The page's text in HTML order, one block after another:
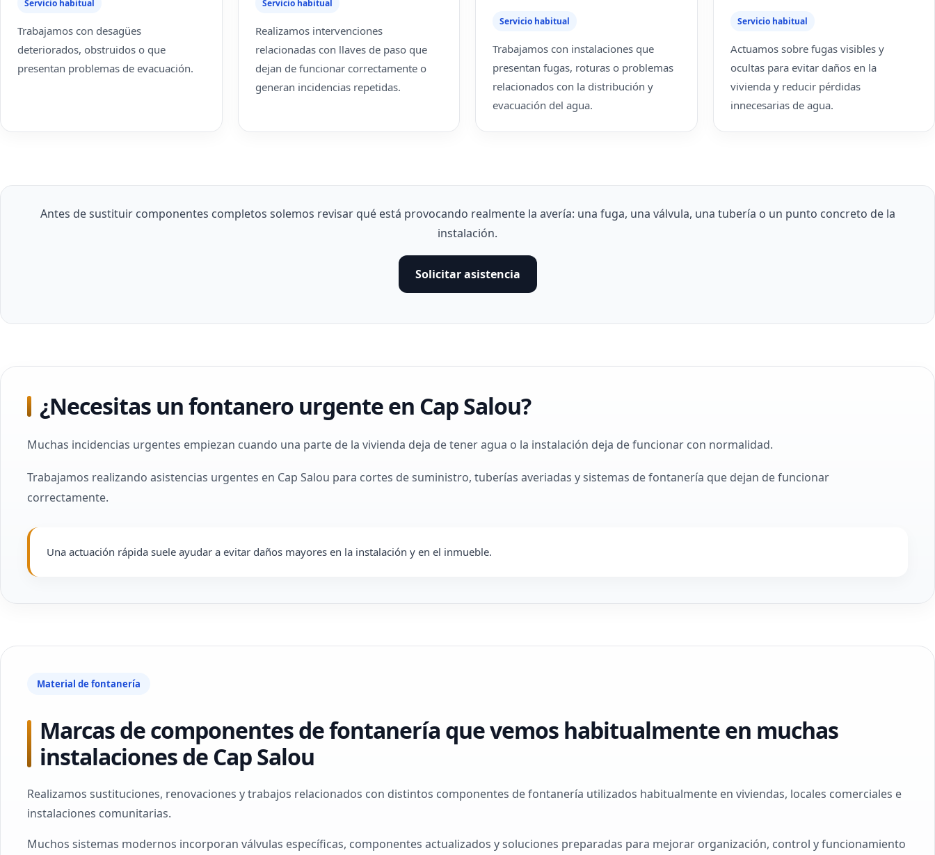
Servicio habitual
Trabajamos con desagües
deteriorados, obstruidos o que
presentan problemas de evacuación.
Servicio habitual
Realizamos intervenciones
relacionadas con llaves de paso que
dejan de funcionar correctamente o
generan incidencias repetidas.
Servicio habitual
Trabajamos con instalaciones que
presentan fugas, roturas o problemas
relacionados con la distribución y
evacuación del agua.
Servicio habitual
Actuamos sobre fugas visibles y
ocultas para evitar daños en la
vivienda y reducir pérdidas
innecesarias de agua.
Antes de sustituir componentes completos solemos revisar qué está provocando realmente la avería: una fuga, una válvula, una tubería o un punto concreto de la
instalación.
Solicitar asistencia
¿Necesitas un fontanero urgente en Cap Salou?
Muchas incidencias urgentes empiezan cuando una parte de la vivienda deja de tener agua o la instalación deja de funcionar con normalidad.
Trabajamos realizando asistencias urgentes en Cap Salou para cortes de suministro, tuberías averiadas y sistemas de fontanería que dejan de funcionar
correctamente.
Una actuación rápida suele ayudar a evitar daños mayores en la instalación y en el inmueble.
Material de fontanería
Marcas de componentes de fontanería que vemos habitualmente en muchas
instalaciones de Cap Salou
Realizamos sustituciones, renovaciones y trabajos relacionados con distintos componentes de fontanería utilizados habitualmente en viviendas, locales comerciales e
instalaciones comunitarias.
Muchos sistemas modernos incorporan válvulas específicas, componentes actualizados y soluciones preparadas para mejorar organización, control y funcionamiento